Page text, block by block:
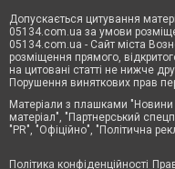
Допускається цитування
05134.com.ua за умови
05134.com.ua - Сайт міста
розміщення прямого,
на цитовані статті не нижче
Порушення виняткових прав
Матеріали з плашками
матеріал", "Партнерський
"PR", "Офіційно", "Політична
Політика конфіденційності